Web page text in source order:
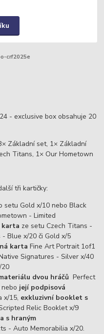
crf2025e
- exclusive box obsahuje 20
Základní set, 1× Základní
Titans, 1× Our Hometown
tři kartičky:
setu Gold x/10 nebo Black
- Limited
karta ze setu Czech Titans -
Blue x/20 či Gold x/5
karta Fine Art Portrait 1of1
Signatures - Silver x/40
dvou hráčů Perfect
její podpisová
x/15, exkluzivní booklet s
Relic Booklet x/9
s hraným
- Auto Memorabilia x/20.